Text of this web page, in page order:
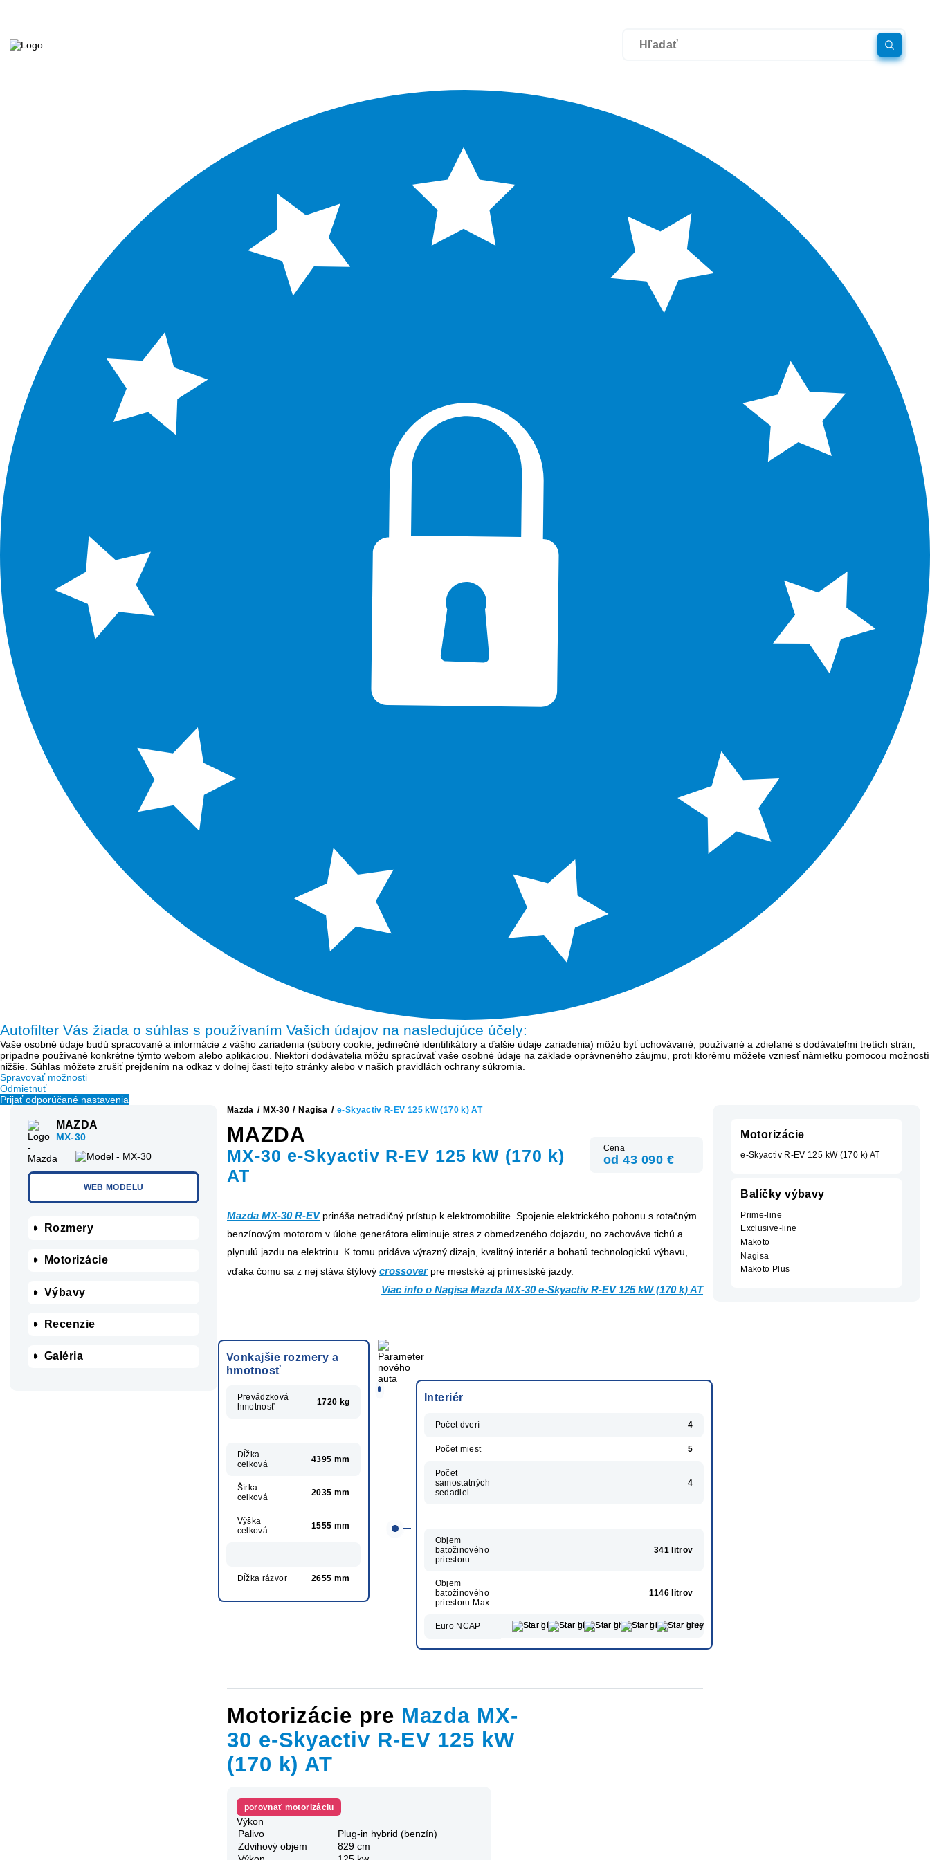
Autofilter Vás žiada o súhlas s používaním Vašich údajov na nasledujúce účely:
Vaše osobné údaje budú spracované a informácie z vášho zariadenia (súbory cookie, jedinečné identifikátory a ďalšie údaje zariadenia) môžu byť uchovávané, používané a zdieľané s dodávateľmi tretích strán,
prípadne používané konkrétne týmto webom alebo aplikáciou. Niektorí dodávatelia môžu spracúvať vaše osobné údaje na základe oprávneného záujmu, proti ktorému môžete vzniesť námietku pomocou možností
nižšie. Súhlas môžete zrušiť prejdením na odkaz v dolnej časti tejto stránky alebo v našich pravidlách ochrany súkromia.
Spravovať možnosti
Odmietnuť
Prijať odporúčané nastavenia
MAZDA
MX-30
WEB MODELU
Rozmery
Motorizácie
Výbavy
Recenzie
Galéria
Mazda / MX-30 / Nagisa / e-Skyactiv R-EV 125 kW (170 k) AT
MAZDA
MX-30 e-Skyactiv R-EV 125 kW (170 k)
AT
Cena
od 43 090 €
Mazda MX-30 R-EVprináša netradičný prístup k elektromobilite. Spojenie elektrického pohonu s rotačným
benzínovým motorom v úlohe generátora eliminuje stres z obmedzeného dojazdu, no zachováva tichú a
plynulú jazdu na elektrinu. K tomu pridáva výrazný dizajn, kvalitný interiér a bohatú technologickú výbavu,
vďaka čomu sa z nej stáva štýlový crossoverpre mestské aj prímestské jazdy.
Viac info o Nagisa Mazda MX-30 e-Skyactiv R-EV 125 kW (170 k) AT
Vonkajšie rozmery a
hmotnosť
Prevádzková
hmotnosť
1720 kg
Dĺžka
celková
4395 mm
Šírka
celková
2035 mm
Výška
celková
1555 mm
Dĺžka rázvor 2655 mm
Interiér
Počet dverí 4
Počet miest 5
Počet
samostatných
sedadiel
4
Objem
batožinového
priestoru
341 litrov
Objem
batožinového
priestoru Max
1146 litrov
Euro NCAP
Motorizácie pre Mazda MX-
30 e-Skyactiv R-EV 125 kW
(170 k) AT
porovnať motorizáciu
Výkon
Palivo
Plug-in hybrid (benzín)
Zdvihový objem
829 cm
Motorizácie
e-Skyactiv R-EV 125 kW (170 k) AT
Balíčky výbavy
Prime-line
Exclusive-line
Makoto
Nagisa
Makoto Plus